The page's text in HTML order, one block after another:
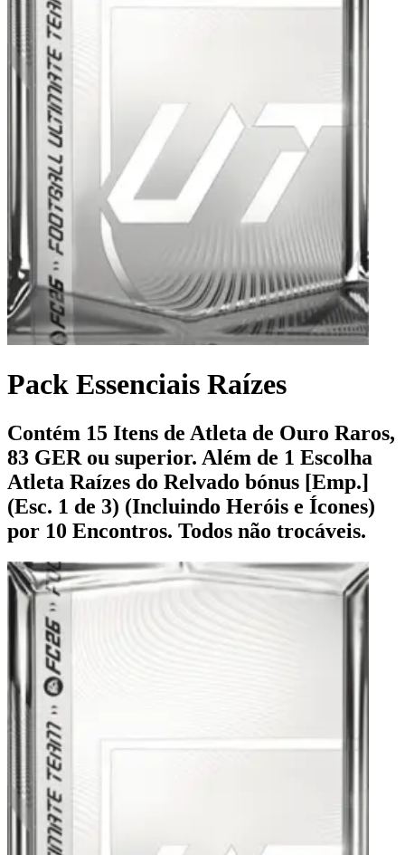
Pack Essenciais Raízes
Contém 15 Itens de Atleta de Ouro Raros,
83 GER ou superior. Além de 1 Escolha
Atleta Raízes do Relvado bónus [Emp.]
(Esc. 1 de 3) (Incluindo Heróis e Ícones)
por 10 Encontros. Todos não trocáveis.